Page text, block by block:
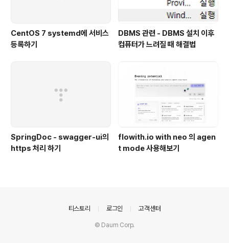
CentOS 7 systemd에 서비스
등록하기
DBMS 관련 - DBMS 설치 이후
컴퓨터가 느려질 때 해결법
SpringDoc - swagger-ui의
https 처리 하기
flowith.io with neo 의 agen
t mode 사용해보기
티스토리 로그인 고객센터
© Daum Corp.